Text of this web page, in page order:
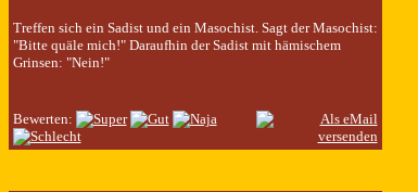
Treffen sich ein Sadist und ein Masochist. Sagt der Masochist:
"Bitte quäle mich!" Daraufhin der Sadist mit hämischem
Grinsen: "Nein!"
Bewerten: